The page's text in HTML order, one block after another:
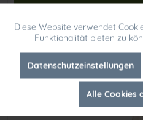
Sofort versandfertig,
Funktionale
Marketing
Diese Website verwendet
Funktionalität bieten zu
Datenschutzeinstellungen
Alle Cookies